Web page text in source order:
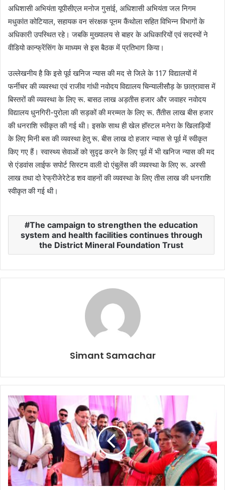
अधिशासी अभियंता यूपीसीएल मनोज गुसांई, अधिशासी अभियंता जल निगम
मधुकांत कोटियाल, सहायक वन संरक्षक पूनम कैंथोला सहित विभिन्न विभागों के
अधिकारी उपस्थित रहे। जबकि मुख्यालय से बाहर के अधिकारियों एवं सदस्यों ने
वीडियो कान्फ्रेंसिंग के माध्यम से इस बैठक में प्रतिभाग किया।
उल्लेखनीय है कि इसे पूर्व खनिज न्यास की मद से जिले के 117 विद्यालयों में
फर्नीचर की व्यवस्था एवं राजीव गांधी नवोदय विद्यालय चिन्यालीसौड़ के छात्रावास में
बिस्तरों की व्यवस्था के लिए रू. बासठ लाख अड़तीस हजार और जवाहर नवोदय
विद्यालय धुनगिरी-पुरोला की सड़कों की मरम्मत के लिए रू. तैंतीस लाख बीस हजार
की धनराशि स्वीकृत की गई थी। इसके साथ ही खेल हॉस्टल मनेरा के खिलाड़ियों
के लिए मिनी बस की व्यवस्था हेतु रू. बीस लाख दो हजार न्यास से पूर्व में स्वीकृत
किए गए हैं। स्वास्थ्य सेवाओं को सुदृढ करने के लिए पूर्व में भी खनिज न्यास की मद
से एंडवांस लाईफ सपोर्ट सिस्टम वाली दो एंबुलेंस की व्यवस्था के लिए रू. अस्सी
लाख तथा दो रेफ्रीजेरेटेड शव वाहनों की व्यवस्था के लिए तीस लाख की धनराशि
स्वीकृत की गई थी।
The campaign to strengthen the education
system and health facilities continues through
the District Mineral Foundation Trust
Simant Samachar